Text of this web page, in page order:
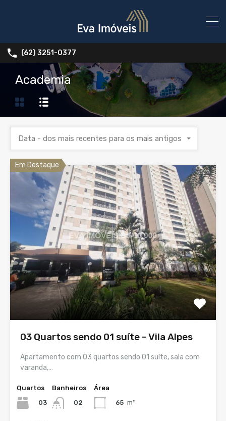
(62) 3251-0377
Academia
Data - dos mais recentes para os mais antigos
Em Destaque
03 Quartos sendo 01 suíte – Vila Alpes
Apartamento com 03 quartos sendo 01 suíte, sala com
varanda,…
Quartos
03
Banheiros
02
Área
65 m²